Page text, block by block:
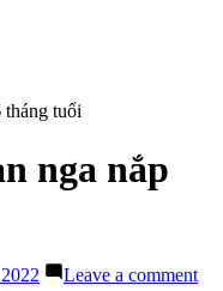
nga nắp
Leave a commenton